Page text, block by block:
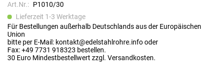
Art.Nr.: P1010/30
Lieferzeit 1-3 Werktage
Für Bestellungen außerhalb Deutschlands aus der Europäischen
Union
bitte per E-Mail: kontakt@edelstahlrohre.info oder
Fax: +49 7731 918323 bestellen.
30 Euro Mindestbestellwert zzgl. Versandkosten.